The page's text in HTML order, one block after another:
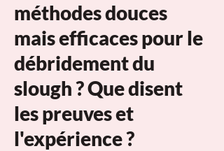
méthodes douces
mais efficaces pour le
débridement du
slough ? Que disent
les preuves et
l'expérience ?